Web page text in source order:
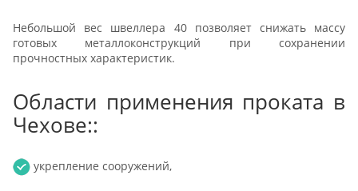
Небольшой вес швеллера 40 позволяет снижать массу
готовых металлоконструкций при сохранении
прочностных характеристик.
Области применения проката в
Чехове::
укрепление сооружений,